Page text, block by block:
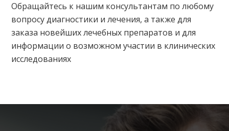
Обращайтесь к нашим консультантам по любому
вопросу диагностики и лечения, а также для
заказа новейших лечебных препаратов и для
информации о возможном участии в клинических
исследованиях